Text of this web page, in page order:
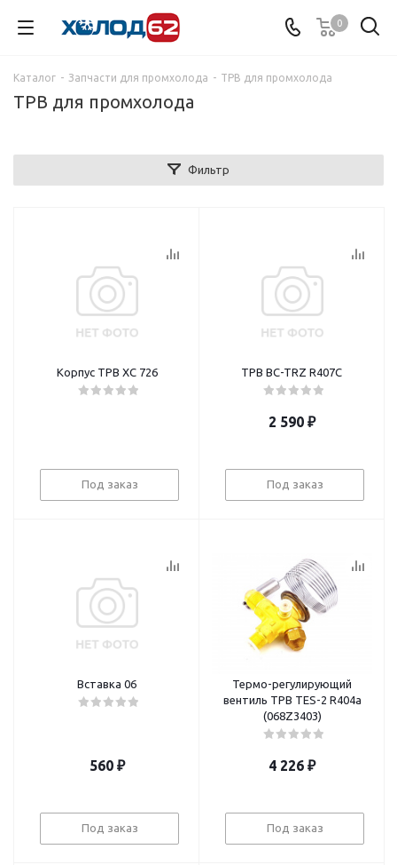
0
Каталог - Запчасти для промхолода - ТРВ для промхолода
ТРВ для промхолода
Фильтр
Корпус ТРВ XC 726
Под заказ
ТРВ BC-TRZ R407C
2 590 ₽
Под заказ
Вставка 06
560₽
Под заказ
Термо-регулирующий
вентиль ТРВ TES-2 R404a
(068Z3403)
4 226 ₽
Под заказ